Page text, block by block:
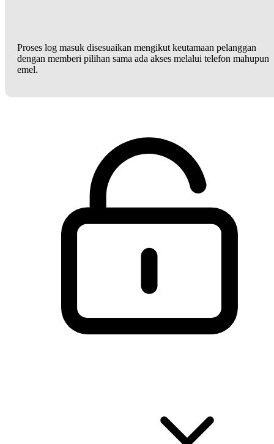
Proses log masuk disesuaikan mengikut keutamaan pelanggan
dengan memberi pilihan sama ada akses melalui telefon mahupun
emel.